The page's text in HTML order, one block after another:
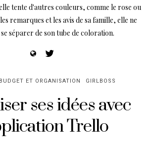
tente d'autres couleurs, comme le rose ou
remarques et les avis de sa famille, elle ne
séparer de son tube de coloration.
ET ORGANISATION GIRLBOSS
ses idées avec
Trello